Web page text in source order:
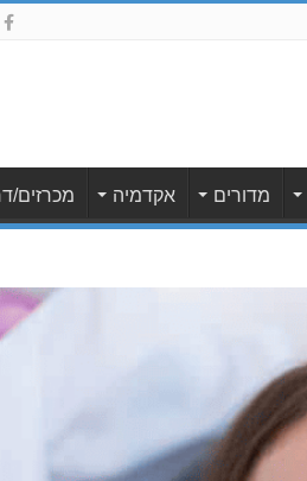
מדורים אקדמיה מכרזים/